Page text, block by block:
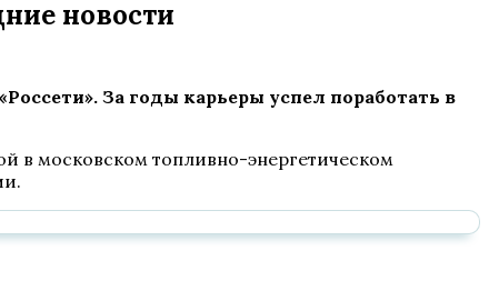
новости
За годы карьеры успел поработать в
в московском топливно-энергетическом